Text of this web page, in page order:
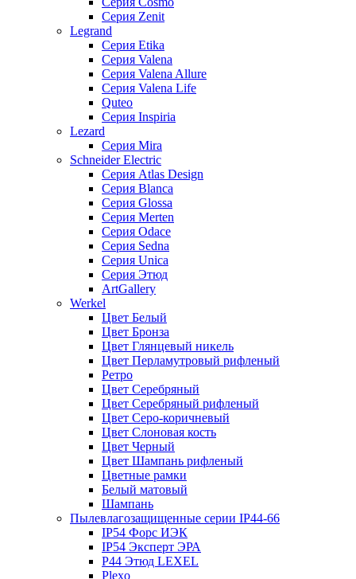
Серия Zenit
Legrand
Серия Etika
Серия Valena
Серия Valena Allure
Серия Valena Life
Quteo
Серия Inspiria
Lezard
Серия Mira
Schneider Electric
Серия Atlas Design
Серия Blanca
Серия Glossa
Серия Merten
Серия Odace
Серия Sedna
Серия Unica
Серия Этюд
ArtGallery
Werkel
Цвет Белый
Цвет Бронза
Цвет Глянцевый никель
Цвет Перламутровый рифленый
Ретро
Цвет Серебряный
Цвет Серебряный рифленый
Цвет Серо-коричневый
Цвет Слоновая кость
Цвет Черный
Цвет Шампань рифленый
Цветные рамки
Белый матовый
Шампань
Пылевлагозащищенные серии IP44-66
IP54 Форс ИЭК
IP54 Эксперт ЭРА
P44 Этюд LEXEL
Plexo